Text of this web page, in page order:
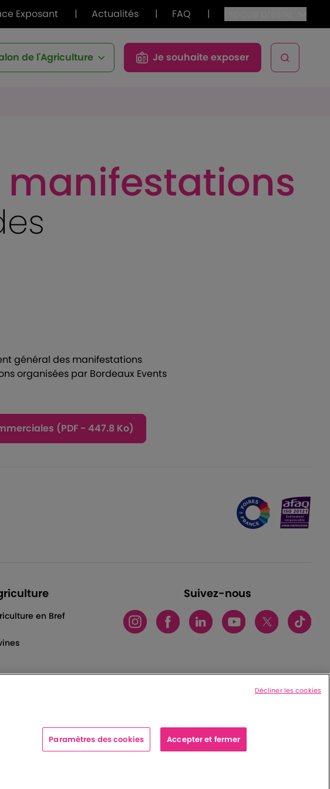
Exposant | Actualités | FAQ |
de l'Agriculture
Je souhaite exposer
Open
manifestations
général des manifestations
organisées par Bordeaux Events
(PDF - 447.8 Ko)
en Bref
Suivez-nous
33070 Bordeaux cedex - France
And More|Charte de protection des données personnelles
Paramètres des cookies Accepter et fermer
Décliner les cookies